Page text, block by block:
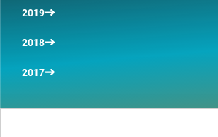
2019
2018
2017